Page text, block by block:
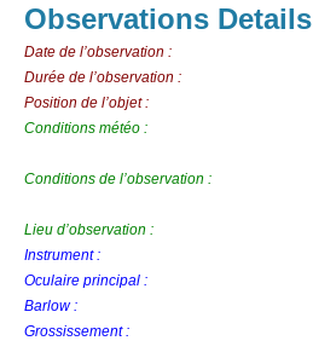
Observations Details
Date de l’observation :
Durée de l’observation :
Position de l’objet :
Conditions météo :
Conditions de l’observation :
Lieu d’observation :
Instrument :
Oculaire principal :
Barlow :
Grossissement :